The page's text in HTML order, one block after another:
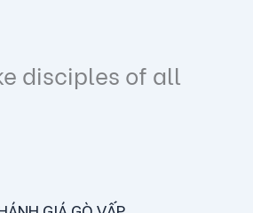
disciples of all